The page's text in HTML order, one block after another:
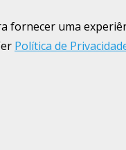
fornecer uma
Política de